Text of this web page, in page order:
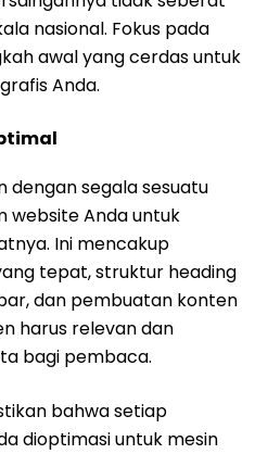
nasional. Fokus pada
awal yang cerdas untuk
Anda.
dengan segala sesuatu
website Anda untuk
Ini mencakup
tepat, struktur heading
dan pembuatan konten
harus relevan dan
bagi pembaca.
bahwa setiap
dioptimasi untuk mesin